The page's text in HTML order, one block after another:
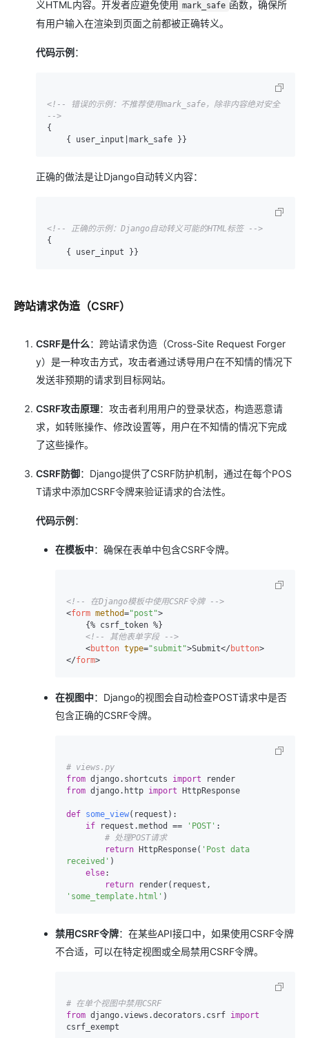
义HTML内容。开发者应避免使用 mark_safe 函数，确保所
有用户输入在渲染到页面之前都被正确转义。
代码示例 ：
<!-- 错误的示例：不推荐使用mark_safe，除非内容绝对安全
-->
{
正确的做法是让Django自动转义内容：
<!-- 正确的示例：Django自动转义可能的HTML标签 -->
{
跨站请求伪造（CSRF）
CSRF是什么：跨站请求伪造（Cross-Site Request Forger
y）是一种攻击方式，攻击者通过诱导用户在不知情的情况下
发送非预期的请求到目标网站。
CSRF攻击原理：攻击者利用用户的登录状态，构造恶意请
求，如转账操作、修改设置等，用户在不知情的情况下完成
了这些操作。
CSRF防御：Django提供了CSRF防护机制，通过在每个POS
T请求中添加CSRF令牌来验证请求的合法性。
代码示例 ：
在模板中：确保在表单中包含CSRF令牌。
<!-- 在Django模板中使用CSRF令牌 -->
<form method="post">
<!-- 其他表单字段 -->
<button type="submit">Submit</ button>
</form>
在视图中：Django的视图会自动检查POST请求中是否
包含正确的CSRF令牌。
# views.py
from django.shortcuts import
from django.http import HttpResponse
def some_view( request ):
if request.method == 'POST' :
# 处理POST请求
return HttpResponse( 'Post data
received' )
else:
return
'some_template.html'
禁用CSRF令牌：在某些API接口中，如果使用CSRF令牌
不合适，可以在特定视图或全局禁用CSRF令牌。
# 在单个视图中禁用CSRF
from django.views.decorators.csrf import
csrf_exempt